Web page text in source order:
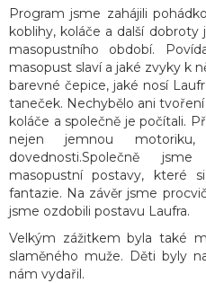
Program jsme zahájili
koblihy, koláče a další
masopustního období.
masopust slaví a jaké zvyky k
barevné čepice, jaké nosí Laufr
taneček. Nechybělo ani
koláče a společně je počítali.
nejen jemnou
dovednosti.Společně
masopustní postavy, které
fantazie. Na závěr jsme
jsme ozdobili postavu Laufra.
Velkým zážitkem byla také
slaměného muže. Děti byly
nám vydařil.